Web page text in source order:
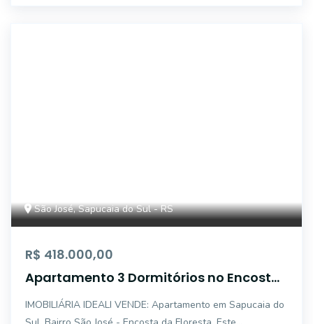
São José, Sapucaia do Sul - RS
R$ 418.000,00
Apartamento 3 Dormitórios no Encosta
Garden Home & Spa - Bairro São José -
Encosta da Floresta em Sapucaia do Sul
IMOBILIÁRIA IDEALI VENDE: Apartamento em Sapucaia do